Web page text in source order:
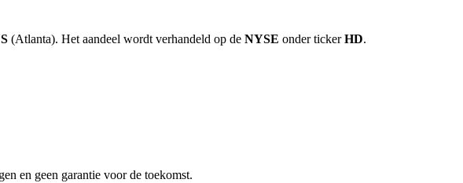
(Atlanta). Het aandeel wordt verhandeld op de NYSE onder tickerHD.
en geen garantie voor de toekomst.